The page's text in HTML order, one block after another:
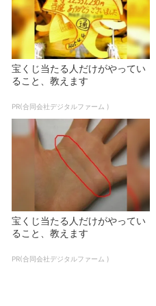
宝くじ当たる人だけがやってい
ること、教えます
PR(合同会社デジタルファーム )
宝くじ当たる人だけがやってい
ること、教えます
PR(合同会社デジタルファーム )